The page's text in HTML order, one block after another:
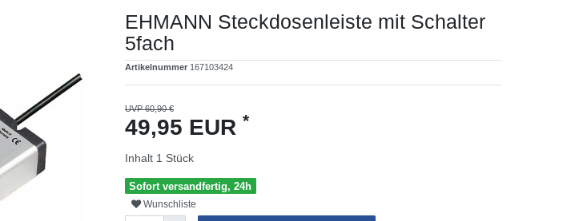
EHMANN Steckdosenleiste mit Schalter
5fach
Artikelnummer 167103424
UVP 60,90 €
49,95 EUR *
Inhalt 1 Stück
Sofort versandfertig, 24h
Wunschliste